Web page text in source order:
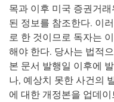
목과 이후 미국 증권거
된 정보를 참조한다. 이
로 한 것이므로 독자는
해야 한다. 당사는 법적
본 문서 발행일 이후에
나, 예상치 못한 사건의
에 대한 개정본을 업데